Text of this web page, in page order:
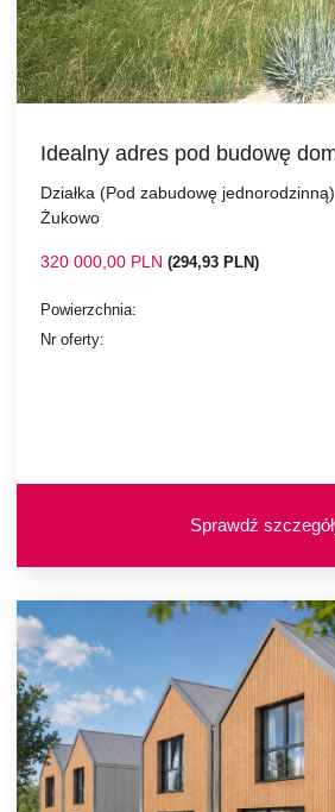
Idealny adres pod budowę
Działka (Pod zabudowę
Żukowo
320 000,00 PLN (294,93 PLN)
Powierzchnia:
Nr oferty:
Sprawdź